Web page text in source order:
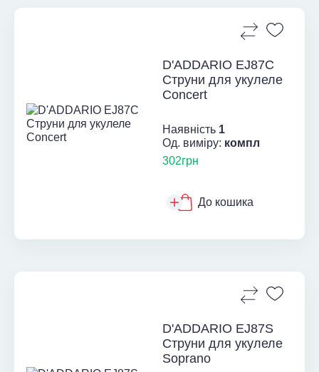
D'ADDARIO EJ87C
Струни для укулеле
Concert
Наявність 1
Од. виміру: компл
302грн
До кошика
D'ADDARIO EJ87S
Струни для укулеле
Soprano